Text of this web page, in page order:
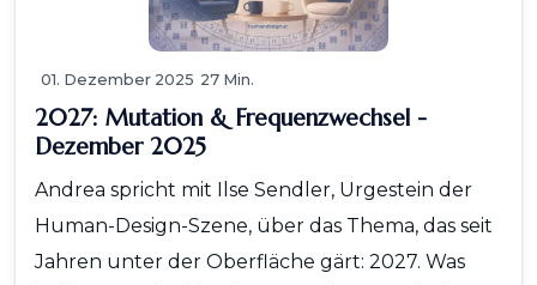
01. Dezember 2025 27 Min.
2027: Mutation & Frequenzwechsel -
Dezember 2025
Andrea spricht mit Ilse Sendler, Urgestein der
Human-Design-Szene, über das Thema, das seit
Jahren unter der Oberfläche gärt: 2027. Was